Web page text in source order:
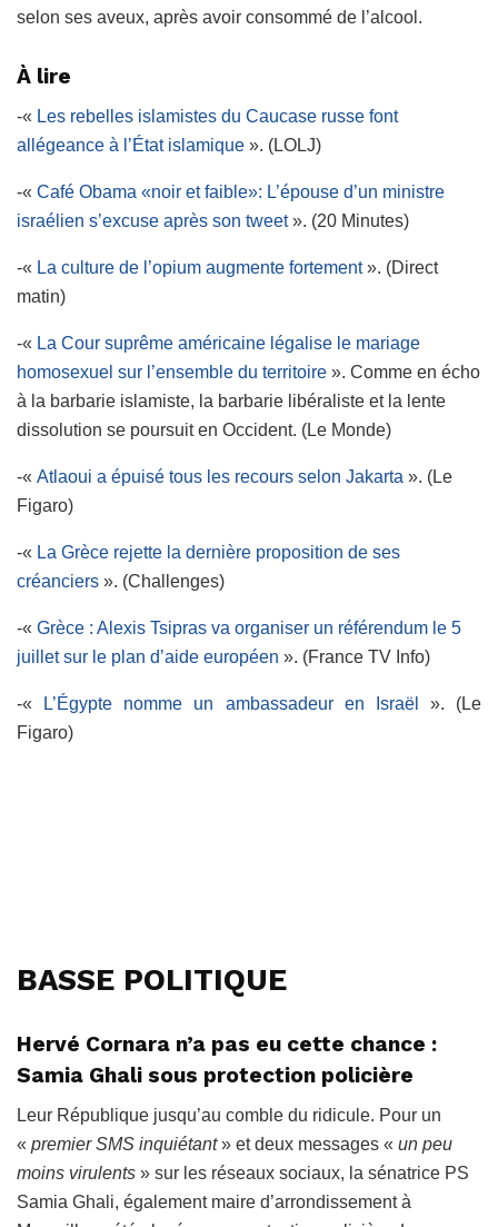
selon ses aveux, après avoir consommé de l’alcool.
À lire
-« Les rebelles islamistes du Caucase russe font
allégeance à l’État islamique ». (LOLJ)
-« Café Obama «noir et faible»: L’épouse d’un ministre
israélien s’excuse après son tweet». (20 Minutes)
-« La culture de l’opium augmente fortement». (Direct
matin)
-« La Cour suprême américaine légalise le mariage
homosexuel sur l’ensemble du territoire ». Comme en écho
à la barbarie islamiste, la barbarie libéraliste et la lente
dissolution se poursuit en Occident. (Le Monde)
-« Atlaoui a épuisé tous les recours selon Jakarta ». (Le
Figaro)
-« La Grèce rejette la dernière proposition de ses
créanciers ». (Challenges)
-« Grèce : Alexis Tsipras va organiser un référendum le 5
juillet sur le plan d’aide européen ». (France TV Info)
-« L’Égypte nomme un ambassadeur en Israël ». (Le
Figaro)
BASSE POLITIQUE
Hervé Cornara n’a pas eu cette chance :
Samia Ghali sous protection policière
Leur République jusqu’au comble du ridicule. Pour un
« premier SMS inquiétant» et deux messages « un peu
moins virulents » sur les réseaux sociaux, la sénatrice PS
Samia Ghali, également maire d’arrondissement à